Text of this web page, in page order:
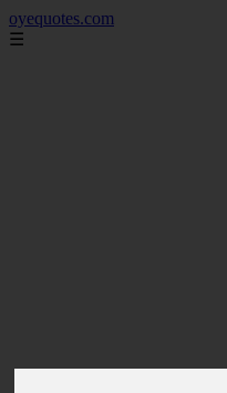
oyequotes.com
☰